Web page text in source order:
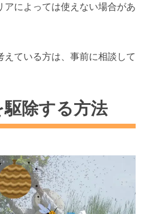
によっては使えない場合があ
ている方は、事前に相談して
除する方法